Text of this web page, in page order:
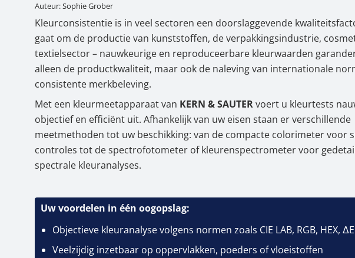
1. Typische toepassingsgebieden
2. Overzicht van apparaatvarianten
Auteur: Sophie Grober
Kleurconsistentie is in veel sectoren een doorslaggevende
gaat om de productie van kunststoffen, de verpakkingsindustrie,
textielsector – nauwkeurige en reproduceerbare kleurwaarden
alleen de productkwaliteit, maar ook de naleving van internationale
consistente merkbeleving.
Met een kleurmeetapparaat van KERN & SAUTERvoert u kleurtests
objectief en efficiënt uit. Afhankelijk van uw eisen staan er verschillende
meetmethoden tot uw beschikking: van de compacte colorimeter voor
controles tot de spectrofotometer of kleurenspectrometer voor
spectrale kleuranalyses.
Uw voordelen in één oogopslag:
Objectieve kleuranalyse volgens normen zoals CIE LAB, RGB, HEX, ΔE
Veelzijdig inzetbaar op oppervlakken, poeders of vloeistoffen